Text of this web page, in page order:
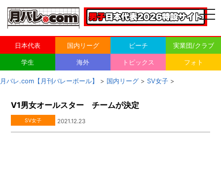
日本代表 国内リーグ ビーチ 実業団/クラブ
学生 海外 トピックス フォト
月バレ.com【月刊バレーボール】 > 国内リーグ > SV女子 >
V1男女オールスター チームが決定
SV女子 2021.12.23